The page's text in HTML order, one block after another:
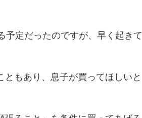
予定だったのですが、早く起きて
もあり、息子が買ってほしいと